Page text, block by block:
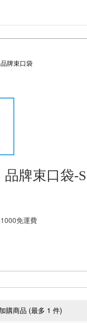
品牌束口袋
品牌束口袋-S
免運費
購商品 (最多 1 件)